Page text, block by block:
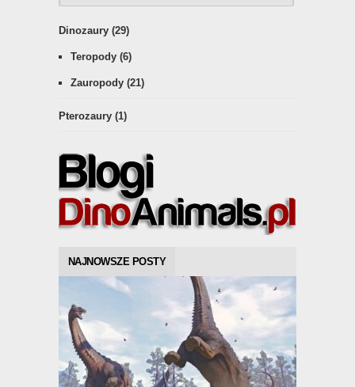
Dinozaury (29)
Teropody (6)
Zauropody (21)
Pterozaury (1)
NAJNOWSZE POSTY